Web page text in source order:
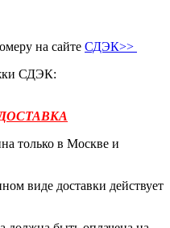
на сайте СДЭК>>
СДЭК:
в Москве и
виде доставки действует